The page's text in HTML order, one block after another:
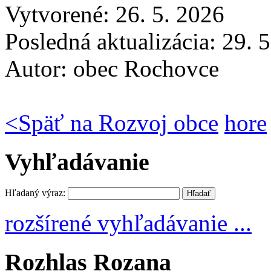
Vytvorené: 26. 5. 2026
Posledná aktualizácia: 29.
Autor: obec Rochovce
<Späť na Rozvoj obce hore
Vyhľadávanie
Hľadaný výraz:
rozšírené vyhľadávanie ...
Rozhlas Rozana